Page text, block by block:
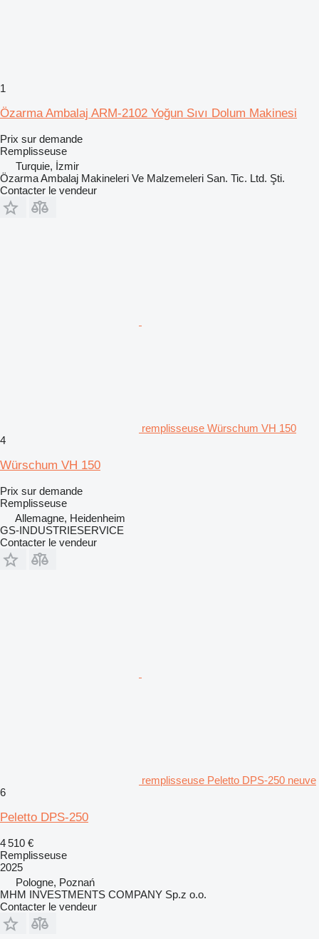
1
Özarma Ambalaj ARM-2102 Yoğun Sıvı Dolum Makinesi
Prix sur demande
Remplisseuse
Turquie, İzmir
Özarma Ambalaj Makineleri Ve Malzemeleri San. Tic. Ltd. Şti.
Contacter le vendeur
remplisseuse Würschum VH 150
4
Würschum VH 150
Prix sur demande
Remplisseuse
Allemagne, Heidenheim
GS-INDUSTRIESERVICE
Contacter le vendeur
remplisseuse Peletto DPS-250 neuve
6
Peletto DPS-250
4 510 €
Remplisseuse
2025
Pologne, Poznań
MHM INVESTMENTS COMPANY Sp.z o.o.
Contacter le vendeur